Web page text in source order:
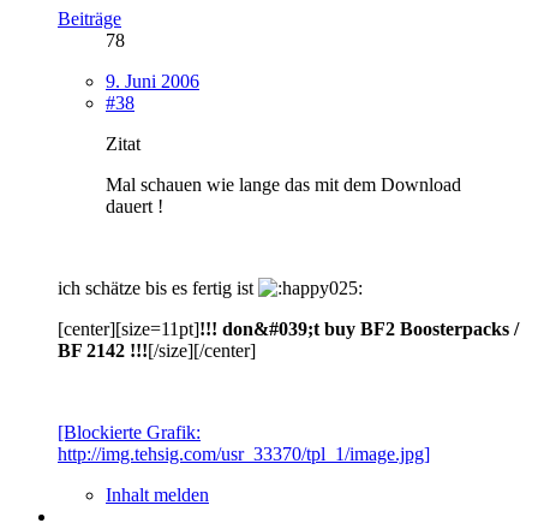
Beiträge
78
9. Juni 2006
#38
Zitat
Mal schauen wie lange das mit dem Download
dauert !
ich schätze bis es fertig ist
[center][size=11pt]!!! don&#039;t buy BF2 Boosterpacks /
BF 2142 !!![/size][/center]
[Blockierte Grafik:
http://img.tehsig.com/usr_33370/tpl_1/image.jpg]
Inhalt melden